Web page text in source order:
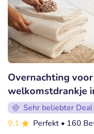
Overnachting
welkomstdrankje
Sehr beliebter Deal
9.1
Perfekt • 160